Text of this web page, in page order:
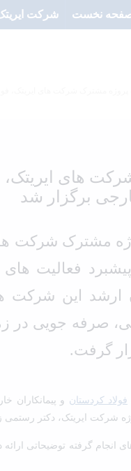
نخست شرکت
های ایریتک،
برگزار شد
مشترک شرکت های
فعالیت های
ارشد این شرکت
صرفه جویی در
گرفت.
فولاد کردستان و پیمانکاران
شرکت ایریتک، دکتر
گرفته توضیحاتی